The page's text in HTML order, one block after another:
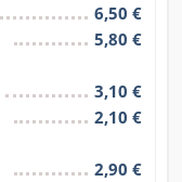
6,50 €
5,80 €
3,10 €
2,10 €
2,90 €